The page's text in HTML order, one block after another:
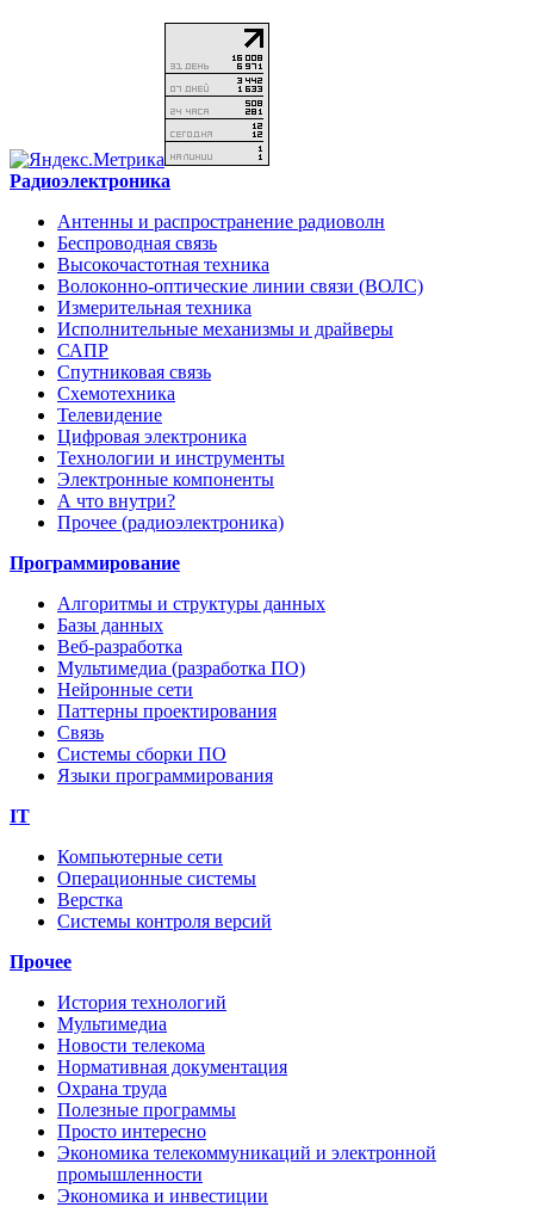
Радиоэлектроника
Антенны и распространение радиоволн
Беспроводная связь
Высокочастотная техника
Волоконно-оптические линии связи (ВОЛС)
Измерительная техника
Исполнительные механизмы и драйверы
САПР
Спутниковая связь
Схемотехника
Телевидение
Цифровая электроника
Технологии и инструменты
Электронные компоненты
А что внутри?
Прочее (радиоэлектроника)
Программирование
Алгоритмы и структуры данных
Базы данных
Веб-разработка
Мультимедиа (разработка ПО)
Нейронные сети
Паттерны проектирования
Связь
Системы сборки ПО
Языки программирования
IT
Компьютерные сети
Операционные системы
Верстка
Системы контроля версий
Прочее
История технологий
Мультимедиа
Новости телекома
Нормативная документация
Охрана труда
Полезные программы
Просто интересно
Экономика телекоммуникаций и электронной
промышленности
Экономика и инвестиции